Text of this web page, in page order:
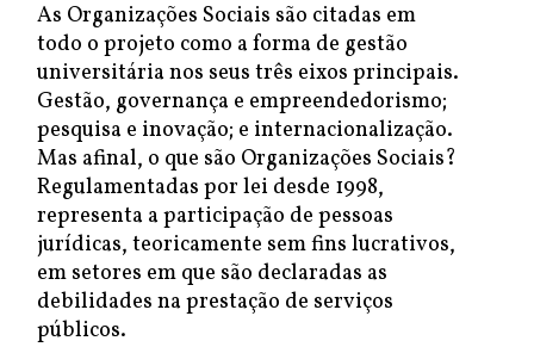
As Organizações Sociais são citadas em
todo o projeto como a forma de gestão
universitária nos seus três eixos principais.
Gestão, governança e empreendedorismo;
pesquisa e inovação; e internacionalização.
Mas afinal, o que são Organizações Sociais?
Regulamentadas por lei desde 1998,
representa a participação de pessoas
jurídicas, teoricamente sem fins lucrativos,
em setores em que são declaradas as
debilidades na prestação de serviços
públicos.